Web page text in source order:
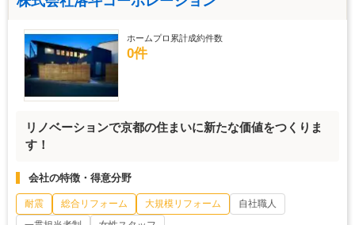
ホームプロ累計成約件数
0件
リノベーションで京都の住まいに新たな価値をつくりま
す！
会社の特徴・得意分野
耐震 総合リフォーム 大規模リフォーム
自社職人